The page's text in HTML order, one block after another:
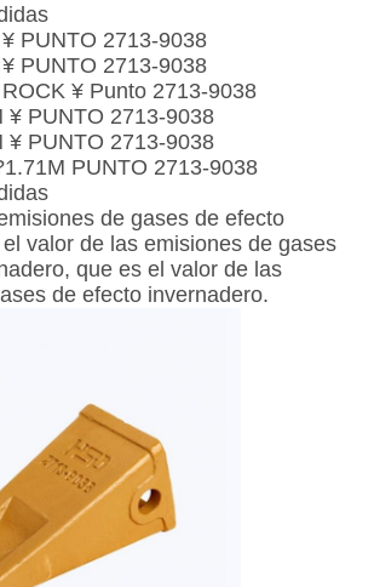
PUNTO 2713-9038
PUNTO 2713-9038
¥ Punto 2713-9038
¥ PUNTO 2713-9038
¥ PUNTO 2713-9038
PUNTO 2713-9038
de gases de efecto
valor de las emisiones de gases
que es el valor de las
de efecto invernadero.